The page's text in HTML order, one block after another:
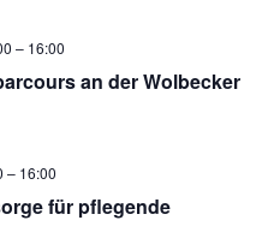
an der Wolbecker
– 16:00
für pflegende
– 16:00